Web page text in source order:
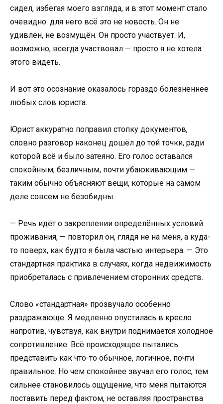
сидел, избегая моего взгляда, и в этот момент стало
очевидно: для него всё это не новость. Он не
удивлён, не возмущён. Он просто участвует. И,
возможно, всегда участвовал — просто я не хотела
этого видеть.
И вот это осознание оказалось гораздо болезненнее
любых слов юриста.
Юрист аккуратно поправил стопку документов,
словно разговор наконец дошёл до той точки, ради
которой всё и было затеяно. Его голос оставался
спокойным, безличным, почти убаюкивающим —
таким обычно объясняют вещи, которые на самом
деле совсем не безобидны.
— Речь идёт о закреплении определённых условий
проживания, — повторил он, глядя не на меня, а куда-
то поверх, как будто я была частью интерьера. — Это
стандартная практика в случаях, когда недвижимость
приобреталась с привлечением сторонних средств.
Слово «стандартная» прозвучало особенно
раздражающе. Я медленно опустилась в кресло
напротив, чувствуя, как внутри поднимается холодное
сопротивление. Всё происходящее пытались
представить как что-то обычное, логичное, почти
правильное. Но чем спокойнее звучал его голос, тем
сильнее становилось ощущение, что меня пытаются
поставить перед фактом, не оставляя пространства